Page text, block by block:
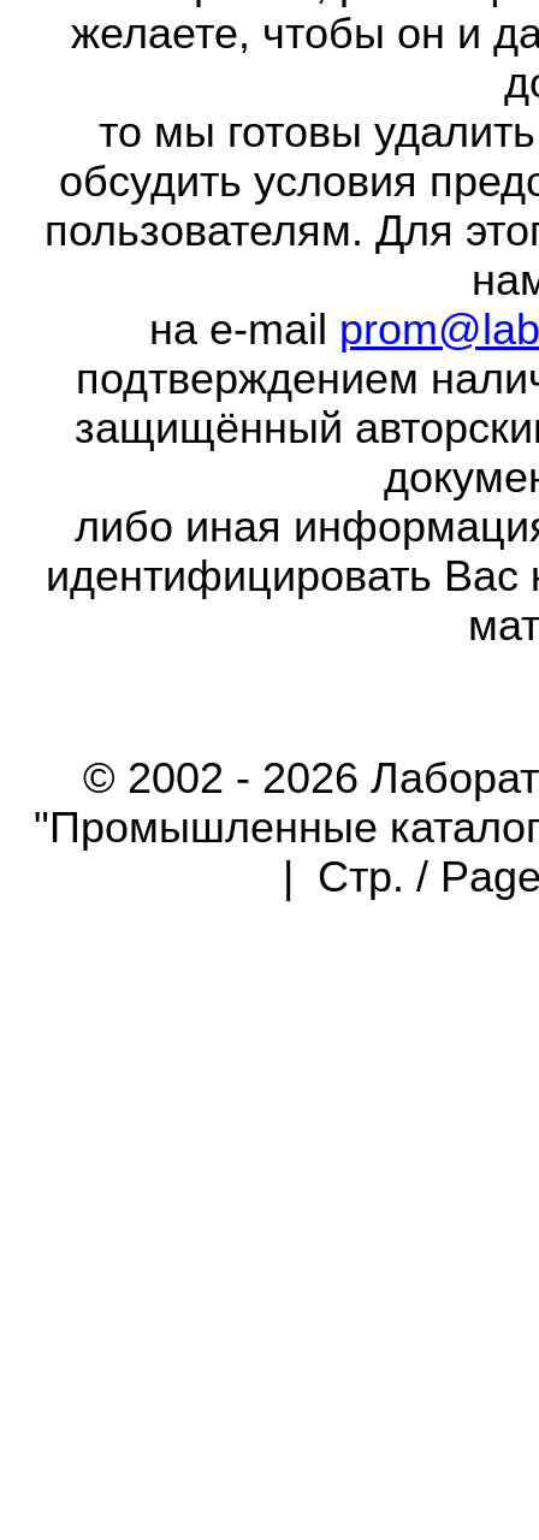
желаете, чтобы он и
то мы готовы
обсудить условия
пользователям. Для
на e-mail
подтверждением
защищённый
либо иная
идентифицировать Вас
© 2002 - 2026
"Промышленные
| Стр. /